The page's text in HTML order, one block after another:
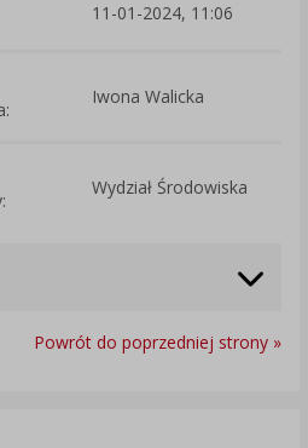
11-01-2024, 11:06
Iwona Walicka
Wydział Środowiska
Powrót do poprzedniej strony »